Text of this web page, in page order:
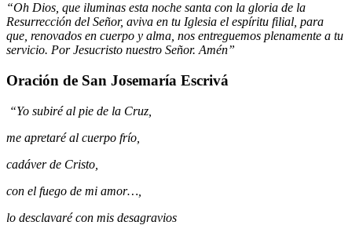
“Oh Dios, que iluminas esta noche santa con la gloria de la
Resurrección del Señor, aviva en tu Iglesia el espíritu filial, para
que, renovados en cuerpo y alma, nos entreguemos plenamente a tu
servicio. Por Jesucristo nuestro Señor. Amén”
Oración de San Josemaría Escrivá
“Yo subiré al pie de la Cruz,
me apretaré al cuerpo frío,
cadáver de Cristo,
con el fuego de mi amor…,
lo desclavaré con mis desagravios